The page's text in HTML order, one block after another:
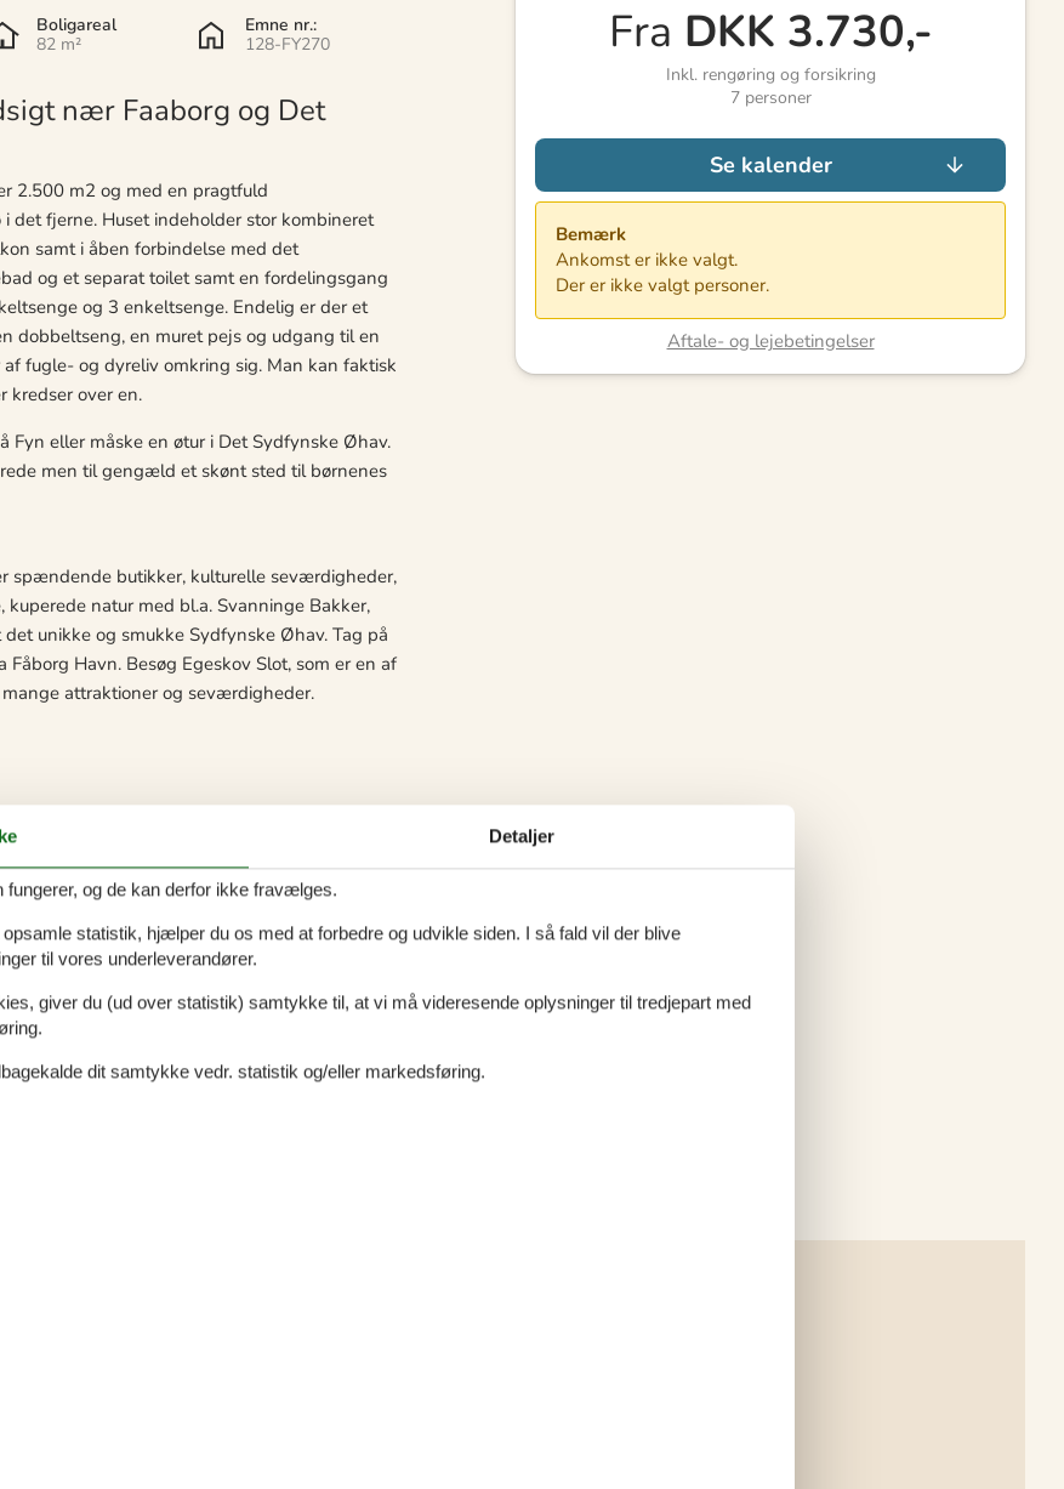
Boligareal
82 m²
Emne nr.:
128-FY270
nær Faaborg og Det
2.500 m2 og med en pragtfuld
det fjerne. Huset indeholder stor kombineret
samt i åben forbindelse med det
og et separat toilet samt en fordelingsgang
og 3 enkeltsenge. Endelig er der et
dobbeltseng, en muret pejs og udgang til en
fugle- og dyreliv omkring sig. Man kan faktisk
kredser over en.
eller måske en øtur i Det Sydfynske Øhav.
men til gengæld et skønt sted til børnenes
spændende butikker, kulturelle seværdigheder,
natur med bl.a. Svanninge Bakker,
unikke og smukke Sydfynske Øhav. Tag på
Havn. Besøg Egeskov Slot, som er en af
attraktioner og seværdigheder.
Fra DKK 3.730,-
Inkl. rengøring og forsikring
7 personer
Se kalender
Bemærk
Ankomst er ikke valgt.
Der er ikke valgt personer.
Aftale- og lejebetingelser
Detaljer
og de kan derfor ikke fravælges.
statistik, hjælper du os med at forbedre og udvikle siden. I så fald vil der blive
til vores underleverandører.
giver du (ud over statistik) samtykke til, at vi må videresende oplysninger til tredjepart med
dit samtykke vedr. statistik og/eller markedsføring.